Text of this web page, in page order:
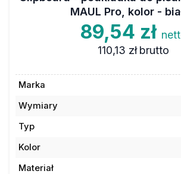
MAUL Pro, kolor -
89,54 zł
110,13 zł brutto
Marka
Wymiary
Typ
Kolor
Materiał